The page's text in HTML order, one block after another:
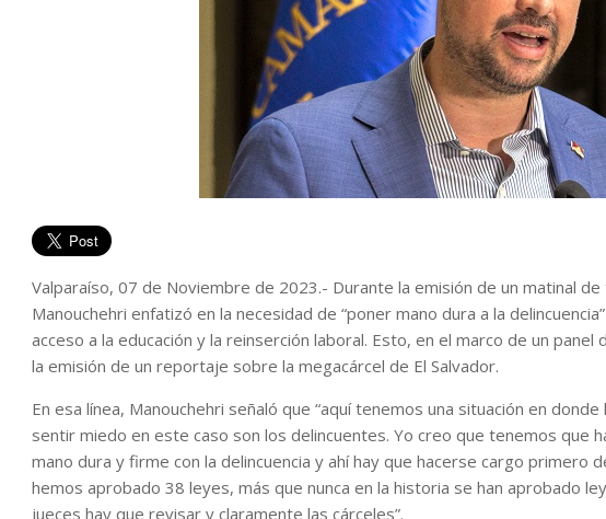
Valparaíso, 07 de Noviembre de 2023.- Durante la emisión de un matinal
Manouchehri enfatizó en la necesidad de “poner mano dura a la
acceso a la educación y la reinserción laboral. Esto, en el marco de un
la emisión de un reportaje sobre la megacárcel de El Salvador.
En esa línea, Manouchehri señaló que “aquí tenemos una situación en
sentir miedo en este caso son los delincuentes. Yo creo que tenemos que
mano dura y firme con la delincuencia y ahí hay que hacerse cargo primero
hemos aprobado 38 leyes, más que nunca en la historia se han aprobado
jueces hay que revisar y claramente las cárceles”.